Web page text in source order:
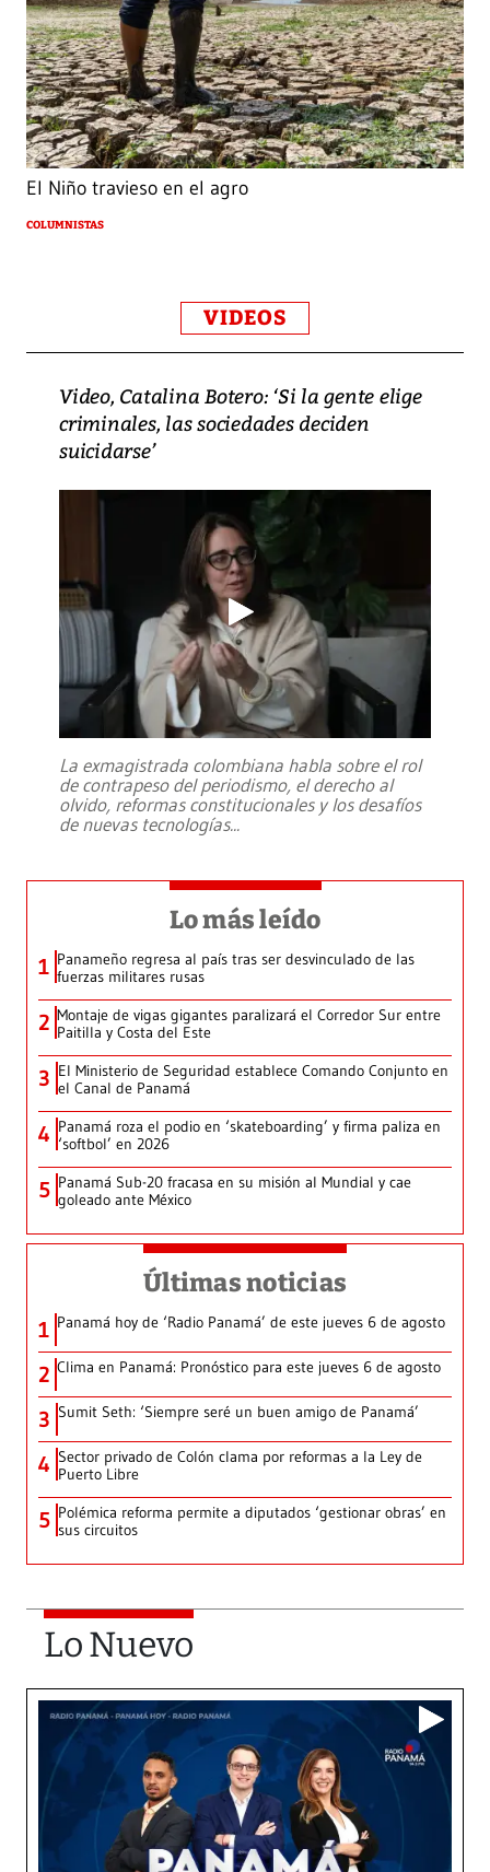
El Niño travieso en el agro
COLUMNISTAS
VIDEOS
Video, Catalina Botero: ‘Si la gente elige
criminales, las sociedades deciden
suicidarse’
La exmagistrada colombiana habla sobre el rol
de contrapeso del periodismo, el derecho al
olvido, reformas constitucionales y los desafíos
de nuevas tecnologías...
Lo más leído
1 Panameño regresa al país tras ser desvinculado de las
fuerzas militares rusas
2 Montaje de vigas gigantes paralizará el Corredor Sur entre
Paitilla y Costa del Este
3 El Ministerio de Seguridad establece Comando Conjunto en
el Canal de Panamá
4 Panamá roza el podio en ‘skateboarding’ y firma paliza en
‘softbol’ en 2026
5 Panamá Sub-20 fracasa en su misión al Mundial y cae
goleado ante México
Últimas noticias
1 Panamá hoy de ‘Radio Panamá’ de este jueves 6 de agosto
2 Clima en Panamá: Pronóstico para este jueves 6 de agosto
3 Sumit Seth: ‘Siempre seré un buen amigo de Panamá’
4 Sector privado de Colón clama por reformas a la Ley de
Puerto Libre
5 Polémica reforma permite a diputados ‘gestionar obras’ en
sus circuitos
Lo Nuevo